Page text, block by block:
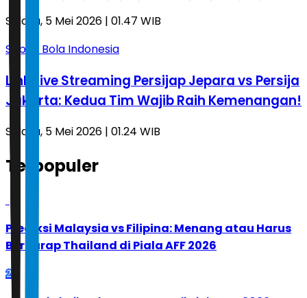
Selasa, 5 Mei 2026 | 01.47 WIB
Sepak Bola Indonesia
Link Live Streaming Persijap Jepara vs Persija
Jakarta: Kedua Tim Wajib Raih Kemenangan!
Selasa, 5 Mei 2026 | 01.24 WIB
Terpopuler
Prediksi Malaysia vs Filipina: Menang atau Harus
Berharap Thailand di Piala AFF 2026
2